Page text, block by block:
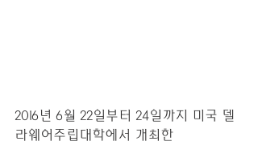
2016년 6월 22일부터 24일까지 미국 델
라웨어주립대학에서 개최한